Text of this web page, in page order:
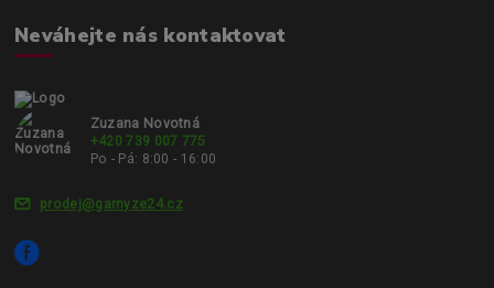
Neváhejte nás kontaktovat
Zuzana Novotná
+420 739 007 775
Po - Pá: 8:00 - 16:00
prodej@garnyze24.cz